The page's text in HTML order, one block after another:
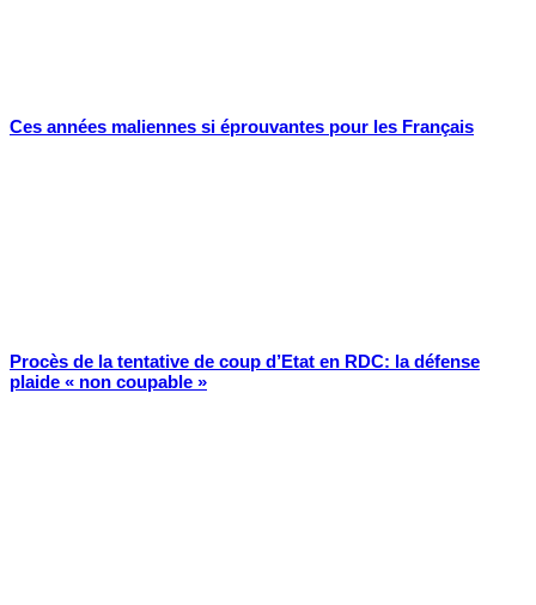
Ces années maliennes si éprouvantes pour les Français
Procès de la tentative de coup d’Etat en RDC: la défense
plaide « non coupable »